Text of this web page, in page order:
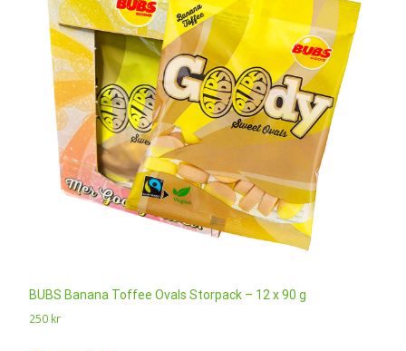
BUBS Banana Toffee Ovals Storpack – 12 x 90 g
250 kr